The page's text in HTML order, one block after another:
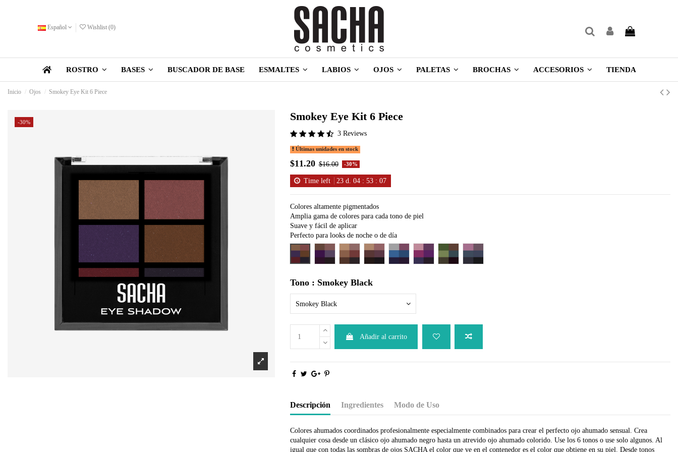
Español Wishlist (0)
ROSTRO BASES BUSCADOR DE BASE ESMALTES LABIOS OJOS PALETAS BROCHAS ACCESORIOS TIENDA
Inicio Ojos Smokey Eye Kit 6 Piece
-30% Smokey Eye Kit 6 Piece
3 Reviews
Últimas unidades en stock
$11.20 $16.00 -30%
Time left 23 d. 04 :53 :07
Colores altamente pigmentados
Amplia gama de colores para cada tono de piel
Suave y fácil de aplicar
Perfecto para looks de noche o de día
Smokey Black
Smokey PurpleSmokey Emerald
Smokey Night
Tono : Smokey Black
Smokey Black
Añadir al carrito
Descripción Ingredientes Modo de Uso
Colores ahumados coordinados profesionalmente especialmente combinados para crear el perfecto ojo ahumado sensual. Crea
cualquier cosa desde un clásico ojo ahumado negro hasta un atrevido ojo ahumado colorido. Use los 6 tonos o use solo algunos. Al
igual que con todas las sombras de ojos SACHA el color que ve en el contenedor es el color que obtiene en su piel. Desde tonos